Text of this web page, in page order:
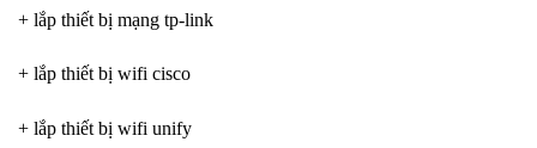
+ lắp thiết bị mạng tp-link
+ lắp thiết bị wifi cisco
+ lắp thiết bị wifi unify